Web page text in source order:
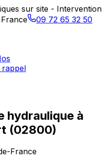
sur site - Intervention
09 72 65 32 50
rappel
hydraulique à
(02800)
France